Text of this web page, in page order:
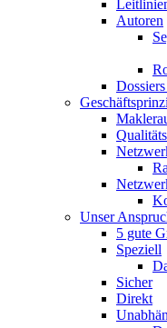
Autoren
Unser
5 gute
Speziell
Sicher
Direkt